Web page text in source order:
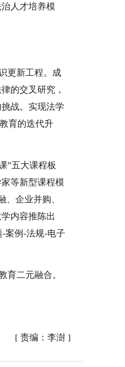
人才培养模
更新工程。成
的交叉研究，
战。实现法学
育的迭代升
”五大课程板
等新型课程模
企业并购、
内容推陈出
案例-法规-电子
育二元融合。
[ 责编：李澍]